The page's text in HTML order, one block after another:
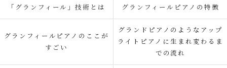
「グランフィール」技術とは グランフィールピアノの特徴
グランフィールピアノのここが
すごい
グランドピアノのようなアップ
ライトピアノに生まれ変わるま
での流れ